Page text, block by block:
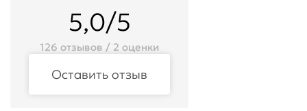
5,0/5
126 отзывов / 2 оценки
Оставить отзыв